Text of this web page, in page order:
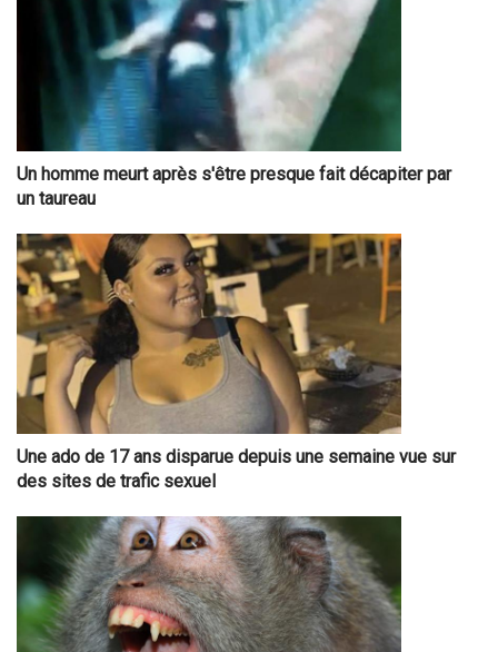
Un homme meurt après s'être presque fait décapiter par
un taureau
Une ado de 17 ans disparue depuis une semaine vue sur
des sites de trafic sexuel